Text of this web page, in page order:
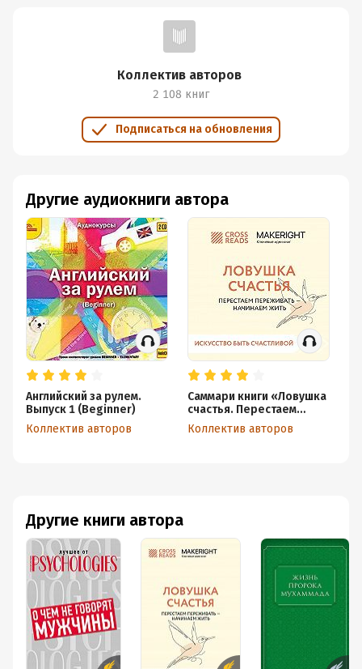
Коллектив авторов
2 108 книг
Подписаться на обновления
Другие книги автора
Другие аудиокниги автора
Английский за рулем.
Выпуск 1 (Beginner)
Коллектив авторов
Саммари книги «Ловушка
счастья. Перестаем
переживать – начинаем
жить»
Коллектив авторов